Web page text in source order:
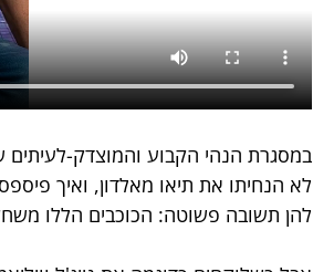
במסגרת הנהי הקבוע והמוצדק-לעיתים
לא הנחיתו את תיאו מאלדון, ואיך
להן תשובה פשוטה: הכוכבים הללו